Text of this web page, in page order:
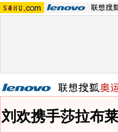
刘欢携手莎拉布